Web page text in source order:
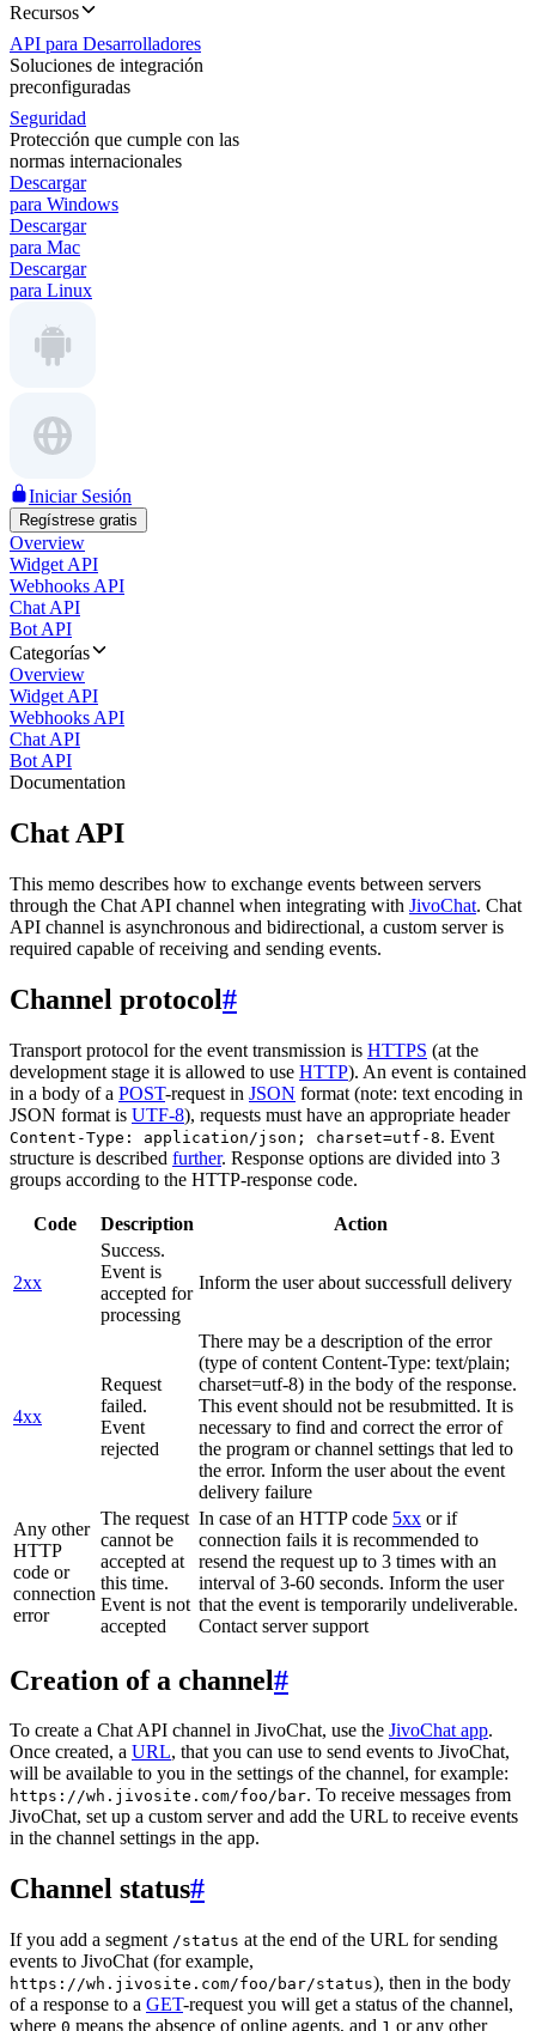
Recursos
API para Desarrolladores
Soluciones de integración
preconfiguradas
Seguridad
Protección que cumple con las
normas internacionales
Descargar
para Windows
Descargar
para Mac
Descargar
para Linux
Iniciar Sesión
Regístrese gratis
Overview
Widget API
Webhooks API
Chat API
Bot API
Categorías
Overview
Widget API
Webhooks API
Chat API
Bot API
Documentation
Chat API
This memo describes how to exchange events between servers
through the Chat API channel when integrating with JivoChat. Chat
API channel is asynchronous and bidirectional, a custom server is
required capable of receiving and sending events.
Channel protocol#
Transport protocol for the event transmission is HTTPS (at the
development stage it is allowed to use HTTP). An event is contained
in a body of a POST-request in JSON format (note: text encoding in
JSON format is UTF-8), requests must have an appropriate header
Content-Type: application/json; charset=utf-8. Event
structure is described further. Response options are divided into 3
groups according to the HTTP-response code.
Code Description Action
2xx
Success.
Event is
accepted for
processing
Inform the user about successfull delivery
4xx
Request
failed.
Event
rejected
There may be a description of the error
(type of content Content-Type: text/plain;
charset=utf-8) in the body of the response.
This event should not be resubmitted. It is
necessary to find and correct the error of
the program or channel settings that led to
the error. Inform the user about the event
delivery failure
Any other
HTTP
code or
connection
error
The request
cannot be
accepted at
this time.
Event is not
accepted
In case of an HTTP code 5xx or if
connection fails it is recommended to
resend the request up to 3 times with an
interval of 3-60 seconds. Inform the user
that the event is temporarily undeliverable.
Contact server support
Creation of a channel#
To create a Chat API channel in JivoChat, use the JivoChat app.
Once created, a URL, that you can use to send events to JivoChat,
will be available to you in the settings of the channel, for example:
https://wh.jivosite.com/foo/bar. To receive messages from
JivoChat, set up a custom server and add the URL to receive events
in the channel settings in the app.
Channel status#
If you add a segment /status at the end of the URL for sending
events to JivoChat (for example,
https://wh.jivosite.com/foo/bar/status), then in the body
of a response to a GET-request you will get a status of the channel,
where 0 means the absence of online agents, and 1 or any other